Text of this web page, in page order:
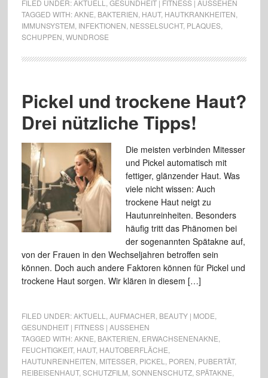
FILED UNDER:AKTUELL
GESUNDHEIT | FITNESS | AUSSEHEN
TAGGED WITH:AKNE BAKTERIEN HAUT, HAUTKRANKHEITEN
IMMUNSYSTEM INFEKTIONEN NESSELSUCHT, PLAQUES,
SCHUPPEN WUNDROSE
Pickel und trockene Haut?
Drei nützliche Tipps!
Die meisten verbinden Mitesser
und Pickel automatisch mit
fettiger, glänzender Haut. Was
viele nicht wissen: Auch
trockene Haut neigt zu
Hautunreinheiten. Besonders
häufig tritt das Phänomen bei
der sogenannten Spätakne auf,
von der Frauen in den Wechseljahren betroffen sein
können. Doch auch andere Faktoren können für Pickel und
trockene Haut sorgen. Wir klären in diesem […]
FILED UNDER:AKTUELL AUFMACHER BEAUTY | MODE
GESUNDHEIT | FITNESS | AUSSEHEN
TAGGED WITH:AKNE BAKTERIEN ERWACHSENENAKNE
FEUCHTIGKEIT, HAUT, HAUTOBERFLÄCHE
HAUTUNREINHEITEN MITESSER PICKEL POREN PUBERTÄT,
REIBEISENHAUT, SCHUTZFILM SONNENSCHUTZ, SPÄTAKNE